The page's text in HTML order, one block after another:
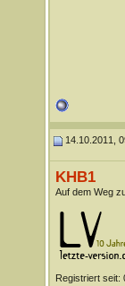
14.10.2011,
KHB1
Auf dem Weg
Registriert seit: